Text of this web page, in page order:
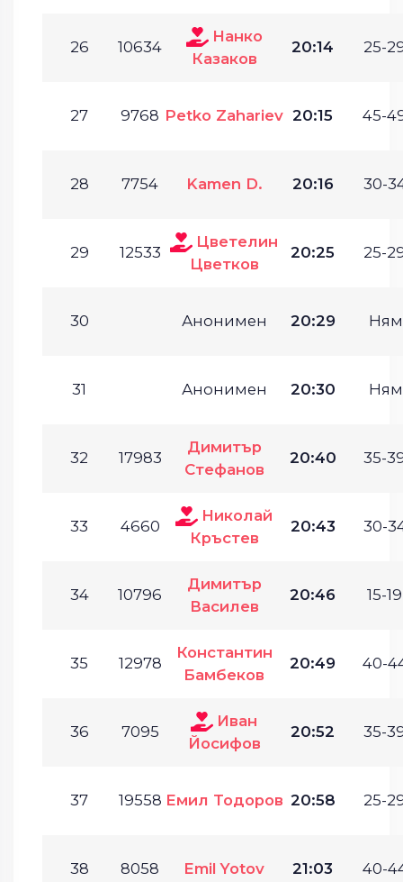
26 10634
Нанко
Казаков
20:14 25-
27 9768 Petko Zahariev 20:15 45-
28 7754 Kamen D. 20:16 30-
29 12533
Цветелин
Цветков
20:25 25-
30 Анонимен 20:29
31 Анонимен 20:30
32 17983
Димитър
Стефанов
20:40 35-
33 4660
Николай
Кръстев
20:43 30-
34 10796
Димитър
Василев
20:46 15-
35 12978
Константин
Бамбеков
20:49 40-
36 7095
Иван
Йосифов
20:52 35-
37 19558 Емил Тодоров 20:58 25-
38 8058 Emil Yotov 21:03 40-